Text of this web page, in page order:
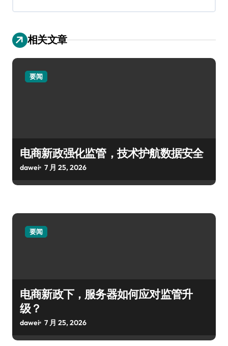
相关文章
要闻
电商新政强化监管，技术护航数据安全
dawei 7 月 25, 2026
要闻
电商新政下，服务器如何应对监管升
级？
dawei 7 月 25, 2026